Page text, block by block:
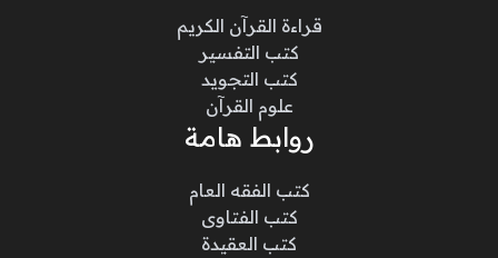
قراءة القرآن الكريم
كتب التفسير
كتب التجويد
علوم القرآن
روابط هامة
كتب الفقه العام
كتب الفتاوى
كتب العقيدة